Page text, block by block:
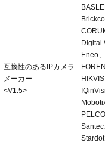
互換性のあるIPカメラ
メーカー
<V1.5>
Digital
Eneo
Santec